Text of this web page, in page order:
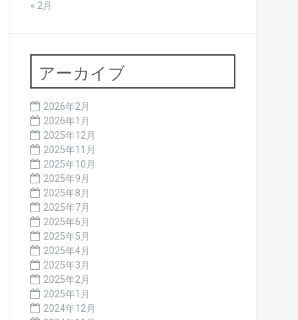
« 2月
アーカイブ
2026年2月
2026年1月
2025年12月
2025年11月
2025年10月
2025年9月
2025年8月
2025年7月
2025年6月
2025年5月
2025年4月
2025年3月
2025年2月
2025年1月
2024年12月